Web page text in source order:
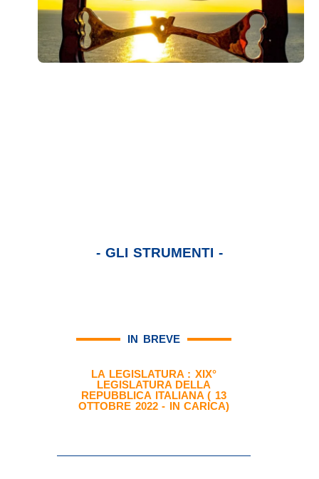
- GLI STRUMENTI -
IN BREVE
LA LEGISLATURA : XIX°
LEGISLATURA DELLA
REPUBBLICA ITALIANA ( 13
OTTOBRE 2022 - IN CARICA)